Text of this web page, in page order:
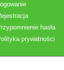
hasła
prywatności